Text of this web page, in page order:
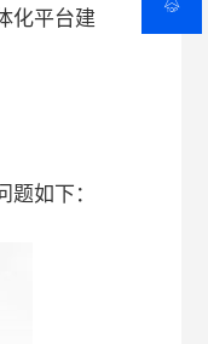
化平台建
如下：